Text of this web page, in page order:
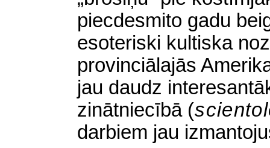
piecdesmito gadu
esoteriski kultiska
provinciālajās
jau daudz
zinātniecībā (
darbiem jau